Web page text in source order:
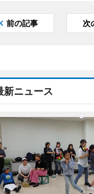
前の記事 次
新ニュース